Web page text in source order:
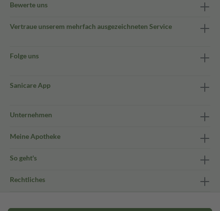
Bewerte uns
Vertraue unserem mehrfach ausgezeichneten Service
Folge uns
Sanicare App
Unternehmen
Meine Apotheke
So geht's
Rechtliches